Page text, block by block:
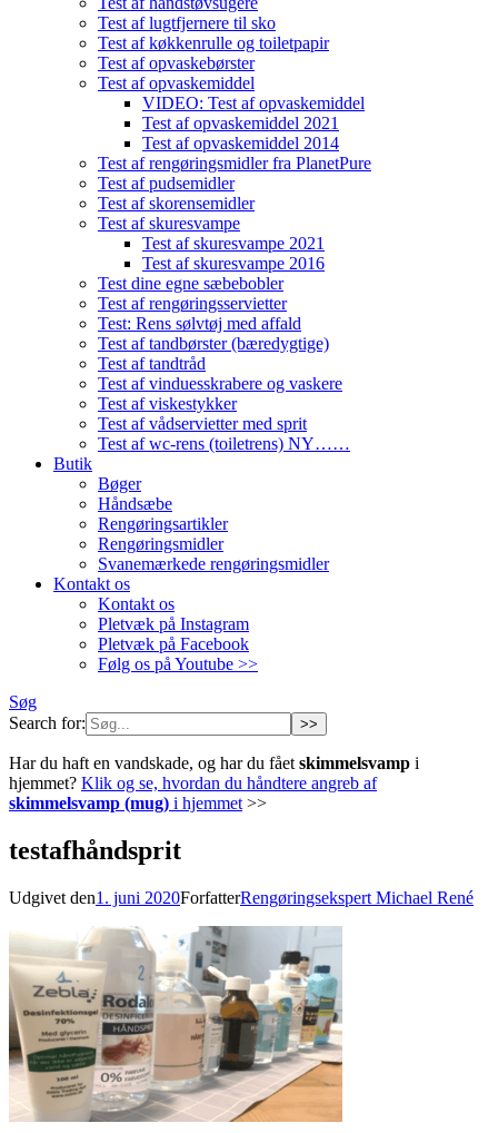
Test af lugtfjernere til sko
Test af køkkenrulle og toiletpapir
Test af opvaskebørster
Test af opvaskemiddel
VIDEO: Test af opvaskemiddel
Test af opvaskemiddel 2021
Test af opvaskemiddel 2014
Test af rengøringsmidler fra PlanetPure
Test af pudsemidler
Test af skorensemidler
Test af skuresvampe
Test af skuresvampe 2021
Test af skuresvampe 2016
Test dine egne sæbebobler
Test af rengøringsservietter
Test: Rens sølvtøj med affald
Test af tandbørster (bæredygtige)
Test af tandtråd
Test af vinduesskrabere og vaskere
Test af viskestykker
Test af vådservietter med sprit
Test af wc-rens (toiletrens) NY……
Butik
Bøger
Håndsæbe
Rengøringsartikler
Rengøringsmidler
Svanemærkede rengøringsmidler
Kontakt os
Kontakt os
Pletvæk på Instagram
Pletvæk på Facebook
Følg os på Youtube >>
Søg
Search for:
Har du haft en vandskade, og har du fået skimmelsvamp i
hjemmet? Klik og se, hvordan du håndtere angreb af
skimmelsvamp (mug) i hjemmet >>
testafhåndsprit
Udgivet den1. juni 2020ForfatterRengøringsekspert Michael René